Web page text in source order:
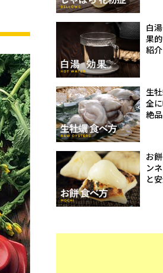
白
果
紹介
生
全
絶
お
ン
と